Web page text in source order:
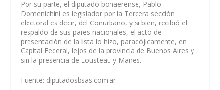
Por su parte, el diputado bonaerense, Pablo
Domenichini es legislador por la Tercera sección
electoral es decir, del Conurbano, y si bien, recibió el
respaldo de sus pares nacionales, el acto de
presentación de la lista lo hizo, paradójicamente, en
Capital Federal, lejos de la provincia de Buenos Aires y
sin la presencia de Lousteau y Manes.
Fuente: diputadosbsas.com.ar